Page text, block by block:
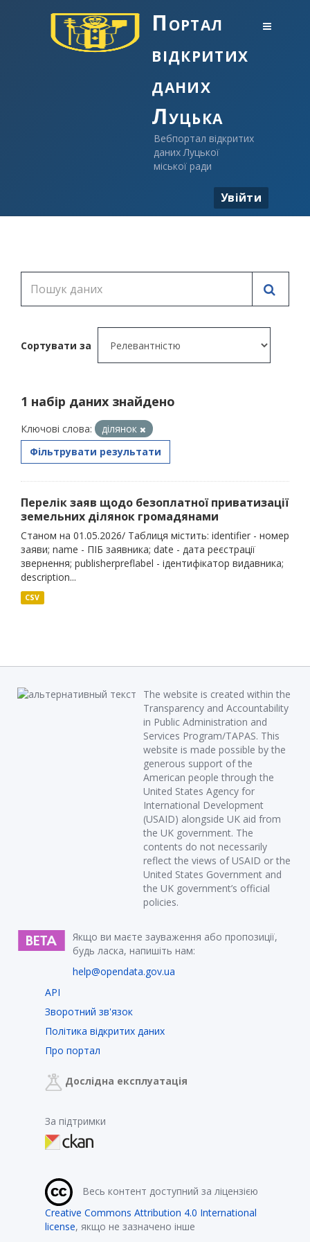
Портал
відкритих
даних
Луцька
Вебпортал відкритих
даних Луцької
міської ради
Увійти
Сортувати за
1 набір даних знайдено
Ключові слова:
ділянок
Фільтрувати результати
Перелік заяв щодо безоплатної приватизації
земельних ділянок громадянами
Станом на 01.05.2026/ Таблиця містить: identifier - номер
заяви; name - ПІБ заявника; date - дата реєстрації
звернення; publisherpreflabel - ідентифікатор видавника;
description...
CSV
The website is created within the
Transparency and Accountability
in Public Administration and
Services Program/TAPAS. This
website is made possible by the
generous support of the
American people through the
United States Agency for
International Development
(USAID) alongside UK aid from
the UK government. The
contents do not necessarily
reflect the views of USAID or the
United States Government and
the UK government’s official
policies.
Якщо ви маєте зауваження або пропозиції,
будь ласка, напишіть нам:
help@opendata.gov.ua
API
Зворотний зв'язок
Політика відкритих даних
Про портал
Дослідна експлуатація
За підтримки
Весь контент доступний за ліцензією
Creative Commons Attribution 4.0 International
license, якщо не зазначено інше